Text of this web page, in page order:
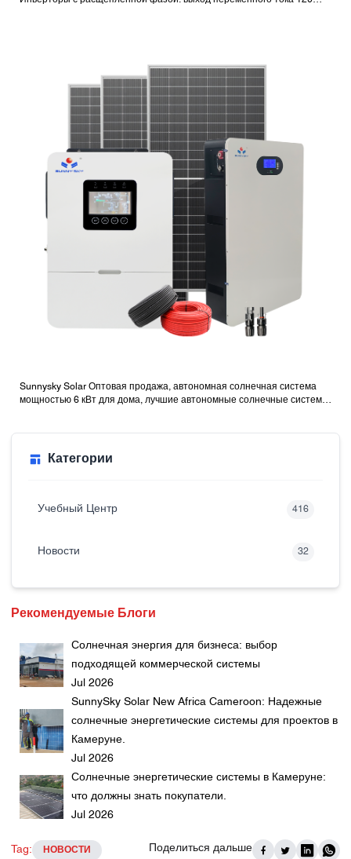
Sunnysky Solar Оптовая продажа, автономная солнечная система
мощностью 6 кВт для дома, лучшие автономные солнечные системы
Категории
Учебный Центр 416
Новости 32
Рекомендуемые Блоги
Солнечная энергия для бизнеса: выбор
подходящей коммерческой системы
Jul 2026
SunnySky Solar New Africa Cameroon: Надежные
солнечные энергетические системы для проектов в
Камеруне.
Jul 2026
Солнечные энергетические системы в Камеруне:
что должны знать покупатели.
Jul 2026
Tag: НОВОСТИ Поделиться дальше